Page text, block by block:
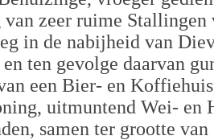
van zeer ruime Stallingen
in de nabijheid van
ten gevolge daarvan
een Bier- en
uitmuntend Wei- en
samen ter grootte